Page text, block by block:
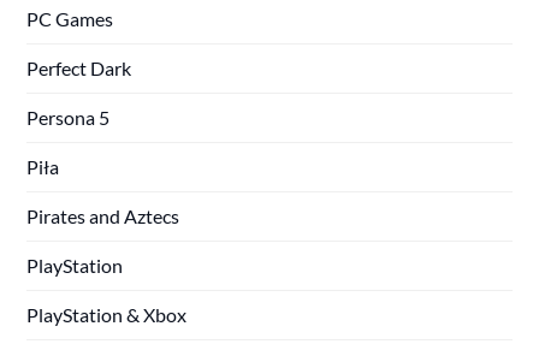
PC Games
Perfect Dark
Persona 5
Piła
Pirates and Aztecs
PlayStation
PlayStation & Xbox